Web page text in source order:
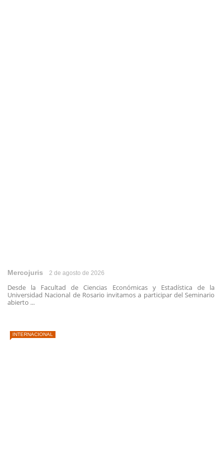
Mercojuris 2 de agosto de 2026
Desde la Facultad de Ciencias Económicas y Estadística de la
Universidad Nacional de Rosario invitamos a participar del Seminario
abierto ...
INTERNACIONAL